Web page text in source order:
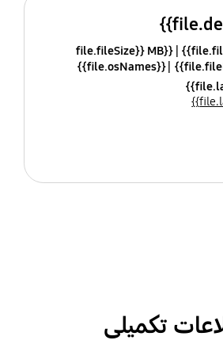
{{file.fileSize}} MB
{{file.osNames}}
تکمیلی